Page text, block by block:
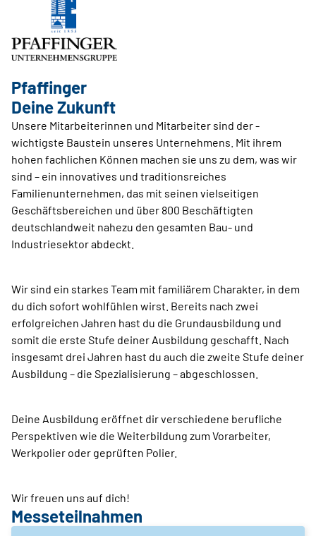
Pfaffinger
Deine Zukunft
Unsere Mitarbeiterinnen und Mitarbeiter sind der ­
wichtigste Baustein unseres Unternehmens. Mit ihrem
hohen fachlichen Können ­machen sie uns zu dem, was wir
sind – ein innovatives und traditionsreiches
Familienunternehmen, das mit seinen vielseitigen
Geschäftsbereichen und über 800 Beschäftigten
deutschlandweit nahezu den gesamten Bau- und
Industriesektor abdeckt.
Wir sind ein starkes Team mit familiärem Charakter, in dem
du dich sofort wohlfühlen wirst. Bereits nach zwei
erfolgreichen Jahren hast du die Grundausbildung und
somit die erste Stufe deiner Ausbildung geschafft. Nach
insgesamt drei Jahren hast du auch die zweite Stufe deiner
Ausbildung – die Spezialisierung – abgeschlossen.
Deine Ausbildung eröffnet dir verschiedene berufliche
Perspektiven wie die Weiterbildung zum Vorarbeiter,
Werkpolier oder geprüften Polier.
Wir freuen uns auf dich!
Messeteilnahmen